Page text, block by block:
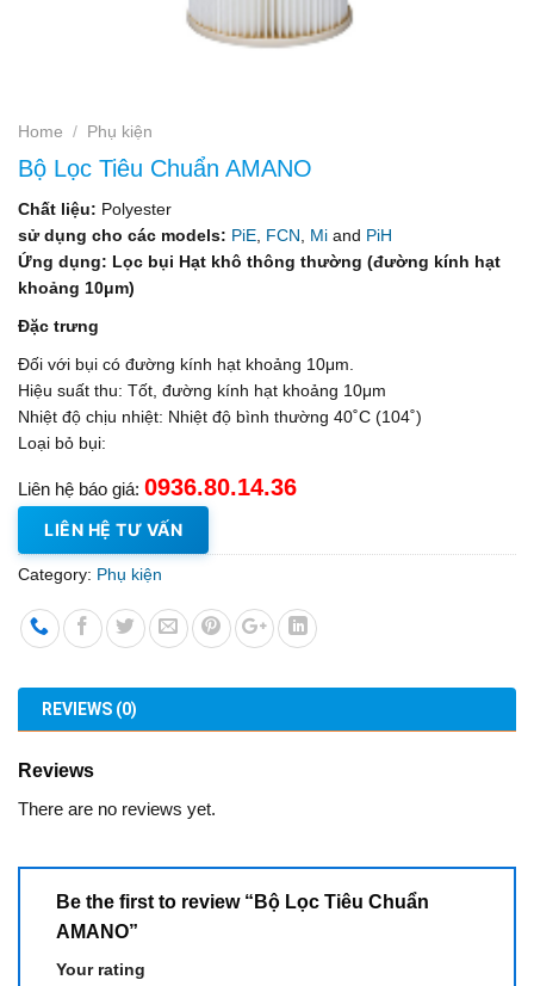
Home / Phụ kiện
Bộ Lọc Tiêu Chuẩn AMANO
Chất liệu: Polyester
sử dụng cho các models: PiE FCN Mi and PiH
Ứng dụng: Lọc bụi Hạt khô thông thường (đường kính hạt
khoảng 10μm)
Đặc trưng
Đối với bụi có đường kính hạt khoảng 10μm.
Hiệu suất thu: Tốt, đường kính hạt khoảng 10μm
Nhiệt độ chịu nhiệt: Nhiệt độ bình thường 40˚C (104˚)
Loại bỏ bụi:
Liên hệ báo giá: 0936.80.14.36
LIÊN HỆ TƯ VẤN
Category: Phụ kiện
REVIEWS (0)
Reviews
There are no reviews yet.
Be the first to review “Bộ Lọc Tiêu Chuẩn
AMANO”
Your rating